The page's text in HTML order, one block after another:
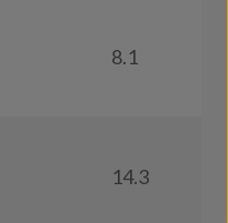
8.1
14.3